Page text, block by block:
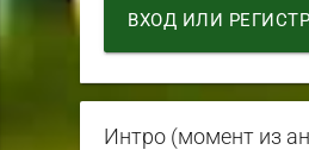
ВХОД ИЛИ
Интро (момент из